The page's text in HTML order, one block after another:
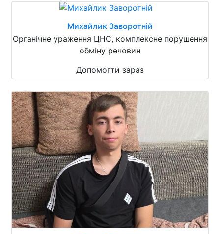
Михайлик Заворотній
Органічне ураження ЦНС, комплексне порушення
обміну речовин
Допомогти зараз